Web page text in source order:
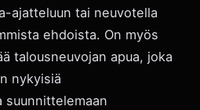
ajatteluun tai neuvotella
ehdoista. On myös
talousneuvojan apua, joka
nykyisiä
suunnittelemaan